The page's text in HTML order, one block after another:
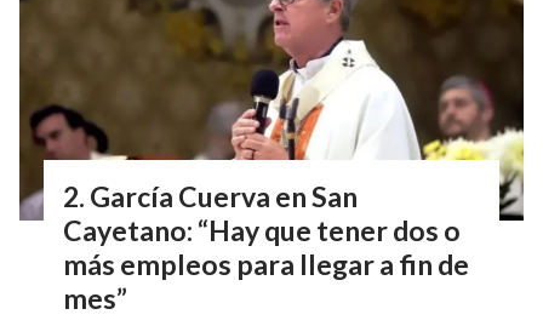
García Cuerva en San
Cayetano: “Hay que tener dos o
más empleos para llegar a fin de
mes”